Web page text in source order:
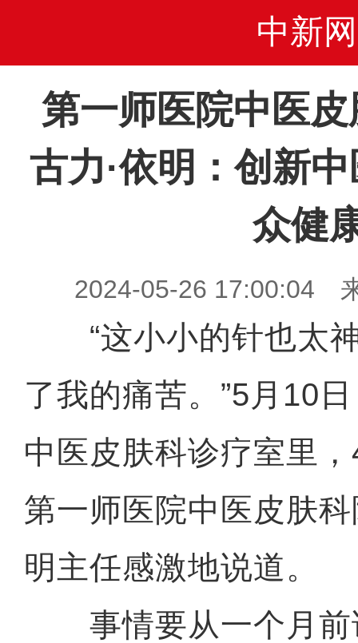
中新网
第一师医院中医
古力·依明：创新
众健
2024-05-26 17:00:04
“这小小的针也太神
了我的痛苦。”5月10
中医皮肤科诊疗室里
第一师医院中医皮肤
明主任感激地说道。
事情要从一个月前